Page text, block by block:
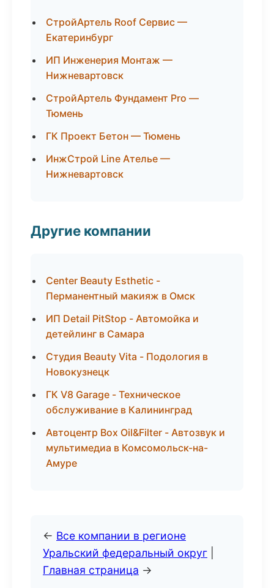
СтройАртель Roof Сервис —
Екатеринбург
ИП Инженерия Монтаж —
Нижневартовск
СтройАртель Фундамент Pro —
Тюмень
ГК Проект Бетон — Тюмень
ИнжСтрой Line Ателье —
Нижневартовск
Другие компании
Center Beauty Esthetic -
Перманентный макияж в Омск
ИП Detail PitStop - Автомойка и
детейлинг в Самара
Студия Beauty Vita - Подология в
Новокузнецк
ГК V8 Garage - Техническое
обслуживание в Калининград
Автоцентр Box Oil&Filter - Автозвук и
мультимедиа в Комсомольск-на-
Амуре
← Все компании в регионе
Уральский федеральный округ
Главная страница →